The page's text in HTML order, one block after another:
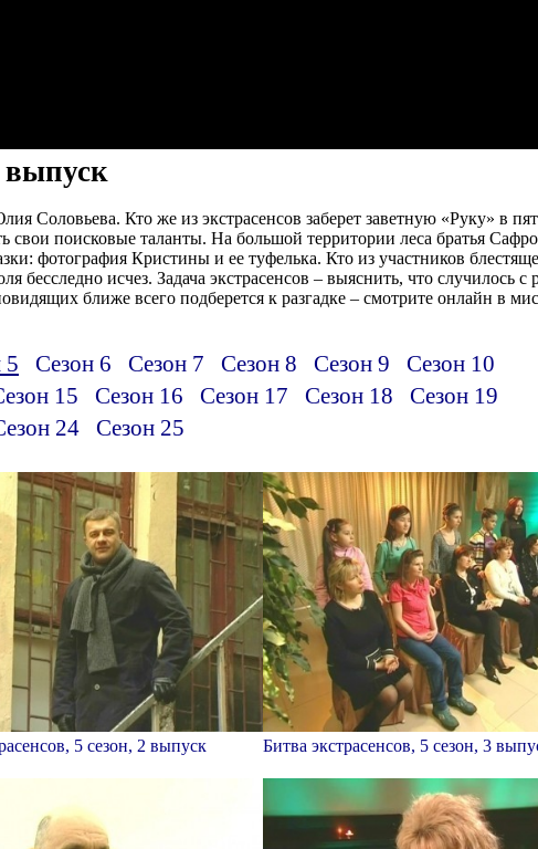
выпуск
Кто же из экстрасенсов заберет заветную «Руку» в
свои поисковые таланты. На большой территории леса братья
фотография Кристины и ее туфелька. Кто из участников блестяще
бесследно исчез. Задача экстрасенсов – выяснить, что случилось с
ближе всего подберется к разгадке – смотрите онлайн в
5 Сезон 6 Сезон 7 Сезон 8 Сезон 9
Сезон 10
15 Сезон 16 Сезон 17 Сезон 18
Сезон 19
24 Сезон 25
5 сезон, 2 выпуск Битва экстрасенсов, 5 сезон, 3